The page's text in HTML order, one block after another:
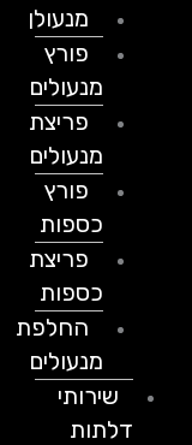
מנעולן
פורץ
מנעולים
פריצת
מנעולים
פורץ
כספות
פריצת
כספות
החלפת
מנעולים
שירותי
דלתות